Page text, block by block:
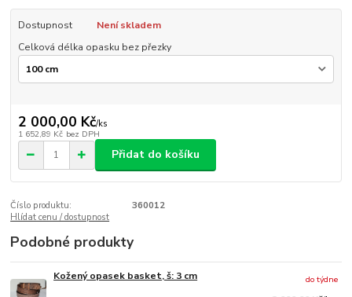
Dostupnost
Není skladem
Celková délka opasku bez přezky
2 000,00 Kč/ks
1 652,89 Kč bez DPH
Přidat do košíku
Číslo produktu:
360012
Hlídat cenu / dostupnost
Podobné produkty
Kožený opasek basket, š: 3 cm
do týdne